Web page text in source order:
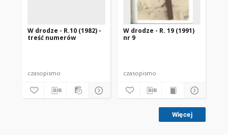
W drodze - R.10 (1982) -
treść numerów
czasopismo
W drodze - R. 19 (1991)
nr 9
czasopismo
Więcej